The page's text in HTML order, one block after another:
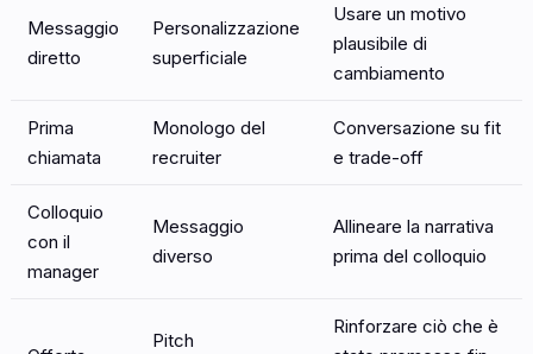
Messaggio
diretto
Personalizzazione
superficiale
Usare un motivo
plausibile di
cambiamento
Prima
chiamata
Monologo del
recruiter
Conversazione su fit
e trade-off
Colloquio
con il
manager
Messaggio
diverso
Allineare la narrativa
prima del colloquio
Pitch
Rinforzare ciò che è